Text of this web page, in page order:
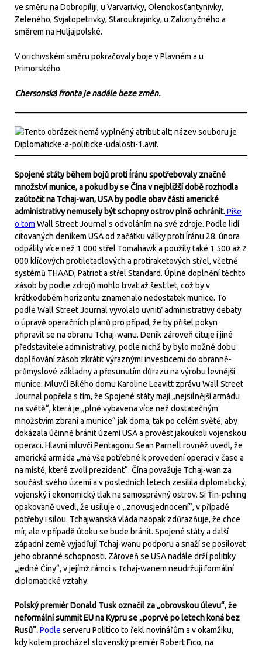
ve směru na Dobropiliji, u Varvarivky, Olenokosťantynivky,
Zeleného, Svjatopetrivky, Staroukrajinky, u Zaliznyčného a
směrem na Huljajpolské.
V orichivském směru pokračovaly boje v Plavném a u
Primorského.
Chersonská fronta je nadále beze změn.
Spojené státy během bojů proti Íránu spotřebovaly značné
množství munice, a pokud by se Čína v nejbližší době rozhodla
zaútočit na Tchaj-wan, USA by podle obav části americké
administrativy nemusely být schopny ostrov plně ochránit.Píše
o tom Wall Street Journal s odvoláním na své zdroje. Podle lidí
citovaných deníkem USA od začátku války proti Íránu 28. února
odpálily více než 1 000 střel Tomahawk a použily také 1 500 až 2
000 klíčových protiletadlových a protiraketových střel, včetně
systémů THAAD, Patriot a střel Standard. Úplné doplnění těchto
zásob by podle zdrojů mohlo trvat až šest let, což by v
krátkodobém horizontu znamenalo nedostatek munice. To
podle Wall Street Journal vyvolalo uvnitř administrativy debaty
o úpravě operačních plánů pro případ, že by přišel pokyn
připravit se na obranu Tchaj-wanu. Deník zároveň cituje i jiné
představitele administrativy, podle nichž by bylo možné dobu
doplňování zásob zkrátit výraznými investicemi do obranně-
průmyslové základny a přesunutím důrazu na výrobu levnější
munice. Mluvčí Bílého domu Karoline Leavitt zprávu Wall Street
Journal popřela s tím, že Spojené státy mají „nejsilnější armádu
na světě“, která je „plně vybavena více než dostatečným
množstvím zbraní a munice“ jak doma, tak po celém světě, aby
dokázala účinně bránit území USA a provést jakoukoli vojenskou
operaci. Hlavní mluvčí Pentagonu Sean Parnell rovněž uvedl, že
americká armáda „má vše potřebné k provedení operací v čase a
na místě, které zvolí prezident“. Čína považuje Tchaj-wan za
součást svého území a v posledních letech zesílila diplomatický,
vojenský i ekonomický tlak na samosprávný ostrov. Si Ťin-pching
opakovaně uvedl, že usiluje o „znovusjednocení“, v případě
potřeby i silou. Tchajwanská vláda naopak zdůrazňuje, že chce
mír, ale v případě útoku se bude bránit. Spojené státy a další
západní země vyjadřují Tchaj-wanu podporu a snaží se posilovat
jeho obranné schopnosti. Zároveň se USA nadále drží politiky
„jedné Číny“, v jejímž rámci s Tchaj-wanem neudržují formální
diplomatické vztahy.
Polský premiér Donald Tusk označil za „obrovskou úlevu“, že
neformální summit EU na Kypru se „poprvé po letech koná bez
Rusů“.Podle serveru Politico to řekl novinářům a v okamžiku,
kdy kolem procházel slovenský premiér Robert Fico, na